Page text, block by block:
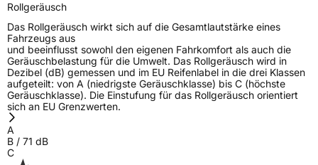
Rollgeräusch
Das Rollgeräusch wirkt sich auf die Gesamtlautstärke eines
Fahrzeugs aus
und beeinflusst sowohl den eigenen Fahrkomfort als auch die
Geräuschbelastung für die Umwelt. Das Rollgeräusch wird in
Dezibel (dB) gemessen und im EU Reifenlabel in die drei Klassen
aufgeteilt: von A (niedrigste Geräuschklasse) bis C (höchste
Geräuschklasse). Die Einstufung für das Rollgeräusch orientiert
sich an EU Grenzwerten.
A
B / 71 dB
C